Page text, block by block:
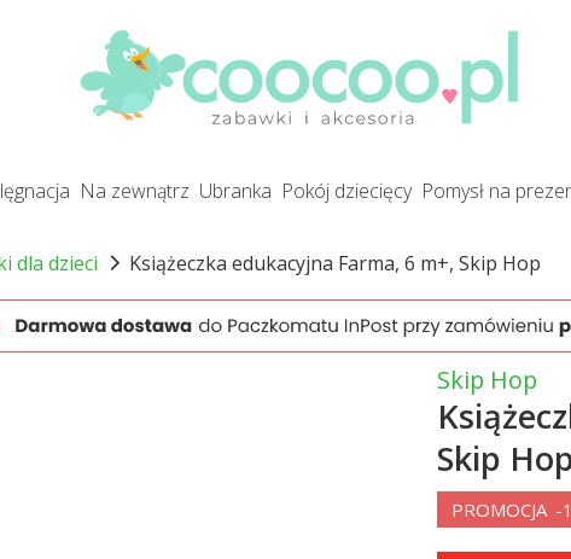
na zewnątrz ubranka pokój dziecięcy pomysł na
dla dzieci Książeczka edukacyjna Farma, 6 m+, Skip Hop
Skip Hop
Skip
PROMOCJA -